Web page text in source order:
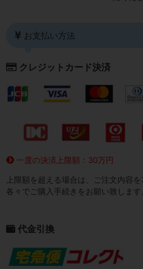
お支払い方法
クレジットカード決済
一度の決済上限額：30万円
上限額を超える場合は、ご注文内容
各々でご購入手続きをお願い致します
代金引換